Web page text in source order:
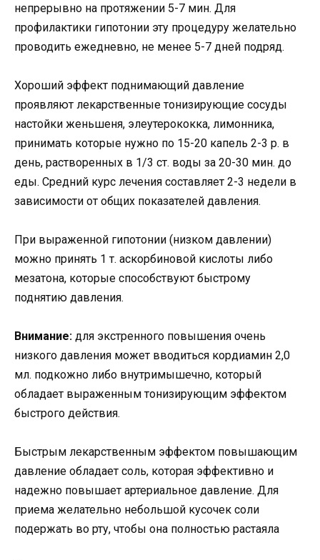
непрерывно на протяжении 5-7 мин. Для
профилактики гипотонии эту процедуру желательно
проводить ежедневно, не менее 5-7 дней подряд.
Хороший эффект поднимающий давление
проявляют лекарственные тонизирующие сосуды
настойки женьшеня, элеутерококка, лимонника,
принимать которые нужно по 15-20 капель 2-3 р. в
день, растворенных в 1/3 ст. воды за 20-30 мин. до
еды. Средний курс лечения составляет 2-3 недели в
зависимости от общих показателей давления.
При выраженной гипотонии (низком давлении)
можно принять 1 т. аскорбиновой кислоты либо
мезатона, которые способствуют быстрому
поднятию давления.
Внимание: для экстренного повышения очень
низкого давления может вводиться кордиамин 2,0
мл. подкожно либо внутримышечно, который
обладает выраженным тонизирующим эффектом
быстрого действия.
Быстрым лекарственным эффектом повышающим
давление обладает соль, которая эффективно и
надежно повышает артериальное давление. Для
приема желательно небольшой кусочек соли
подержать во рту, чтобы она полностью растаяла